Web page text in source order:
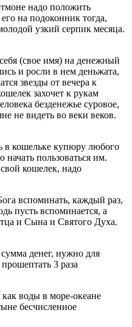
надо положить
на подоконник тогда,
узкий серпик месяца.
(свое имя) на денежный
и росли в нем деньжата,
звезды от вечера к
захочет к рукам
безденежье суровое,
не видеть во веки веков.
в кошельке купюру любого
начать пользоваться им.
кошелек, надо
вспоминать, каждый раз,
пусть вспоминается, а
и Сына и Святого Духа.
денег, нужно для
3 раза
как воды в море-океане
бесчисленное